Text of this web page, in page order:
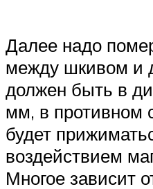
Далее надо
между шкивом и
должен быть в
мм, в противном
будет
воздействием
Многое зависит